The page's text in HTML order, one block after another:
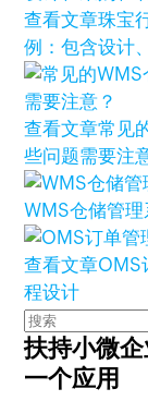
查看文章珠宝
例：包含设计
查看文章常见
些问题需要注
WMS仓储管
查看文章OMS
程设计
扶持小微
一个应用